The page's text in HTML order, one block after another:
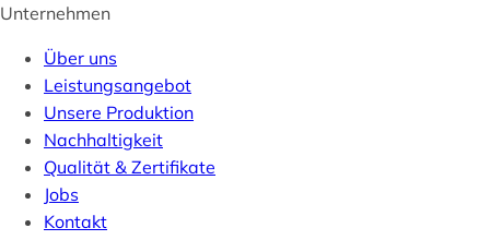
Unternehmen
Über uns
Leistungsangebot
Unsere Produktion
Nachhaltigkeit
Qualität & Zertifikate
Jobs
Kontakt